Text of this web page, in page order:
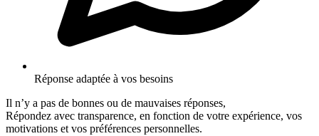
Réponse adaptée à vos besoins
Il n’y a pas de bonnes ou de mauvaises réponses,
Répondez avec transparence, en fonction de votre expérience, vos
motivations et vos préférences personnelles.